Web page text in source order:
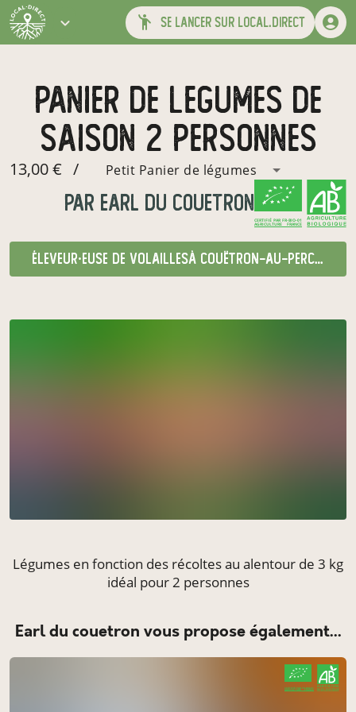
se lancer sur local.direct
panier de legumes de
saison 2 personnes
13,00 € / Petit Panier de légumes
par earl du couetron
CERTIFIÉ PAR FR-BIO-01
AGRICULTURE FRANCE
éleveur·euse de volaillesà Couëtron-au-Perche
Légumes en fonction des récoltes au alentour de 3 kg
idéal pour 2 personnes
earl du couetron vous propose également...
CERTIFIÉ PAR FR-BIO-01
AGRICULTURE FRANCE